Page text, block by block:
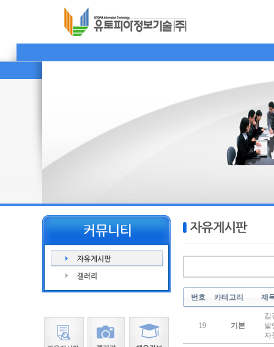
번호 카테고리 제
19 기본
김
발
자